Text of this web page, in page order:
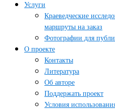
Услуги
Краеведческие
маршруты на заказ
Фотографии для
О проекте
Контакты
Литература
Об авторе
Поддержать проект
Условия